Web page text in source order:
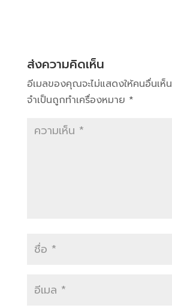
ส่งความคิดเห็น
อีเมลของคุณจะไม่แสดงให้คนอื่นเห็น
จำเป็นถูกทำเครื่องหมาย *